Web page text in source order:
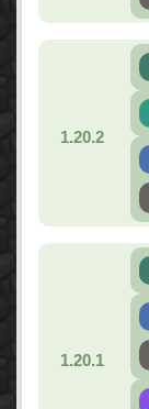
1.20.2
1.20.1